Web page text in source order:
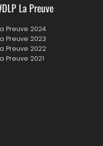
La Preuve
Preuve 2024
Preuve 2023
Preuve 2022
Preuve 2021